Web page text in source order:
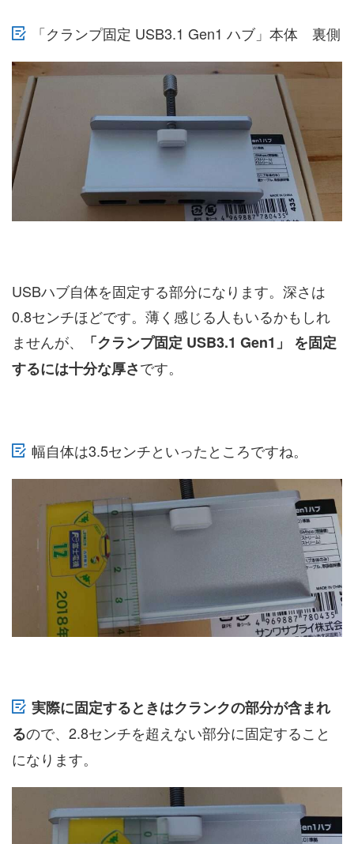
「クランプ固定 USB3.1 Gen1 ハブ」本体 裏側
USBハブ自体を固定する部分になります。深さは
0.8センチほどです。薄く感じる人もいるかもしれ
ませんが、
「クランプ固定 USB3.1 Gen1」 を固定
するには十分な厚さです。
幅自体は3.5センチといったところですね。
実際に固定するときはクランクの部分が含まれ
るので、2.8センチを超えない部分に固定すること
になります。